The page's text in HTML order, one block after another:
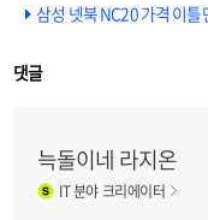
삼성 넷북 NC20 가격 이
댓글
늑돌이네 라지온
IT분야 크리에이터